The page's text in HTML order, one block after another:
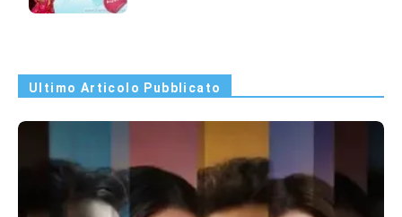
Ultimo Articolo Pubblicato